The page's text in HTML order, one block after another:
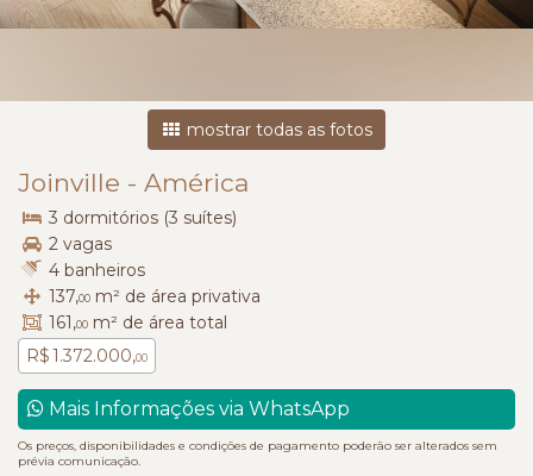
mostrar todas as fotos
Joinville - América
3 dormitórios (3 suítes)
2 vagas
4 banheiros
137,00 m² de área privativa
161,00 m² de área total
R$ 1.372.000,00
Mais Informações via WhatsApp
Os preços, disponibilidades e condições de pagamento poderão ser alterados sem
prévia comunicação.